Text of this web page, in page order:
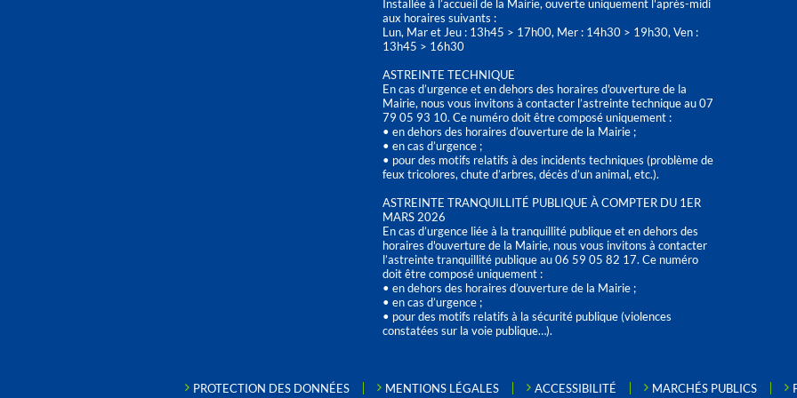
Installée à l’accueil de la Mairie, ouverte uniquement l'après-midi
aux horaires suivants :
Lun, Mar et Jeu : 13h45 > 17h00, Mer : 14h30 > 19h30, Ven :
13h45 > 16h30
ASTREINTE TECHNIQUE
En cas d’urgence et en dehors des horaires d'ouverture de la
Mairie, nous vous invitons à contacter l’astreinte technique au 07
79 05 93 10. Ce numéro doit être composé uniquement :
• en dehors des horaires d’ouverture de la Mairie ;
• en cas d’urgence ;
• pour des motifs relatifs à des incidents techniques (problème de
feux tricolores, chute d’arbres, décès d’un animal, etc.).
ASTREINTE TRANQUILLITÉ PUBLIQUE À COMPTER DU 1ER
MARS 2026
En cas d’urgence liée à la tranquillité publique et en dehors des
horaires d'ouverture de la Mairie, nous vous invitons à contacter
l’astreinte tranquillité publique au 06 59 05 82 17. Ce numéro
doit être composé uniquement :
• en dehors des horaires d’ouverture de la Mairie ;
• en cas d’urgence ;
• pour des motifs relatifs à la sécurité publique (violences
constatées sur la voie publique…).
PROTECTION DES DONNÉES MENTIONS LÉGALES ACCESSIBILITÉ MARCHÉS PUBLICS